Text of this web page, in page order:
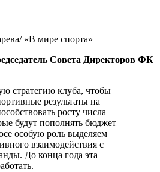
«В мире спорта»
Совета Директоров ФК
стратегию клуба, чтобы
результаты на
росту числа
будут пополнять бюджет
особую роль выделяем
взаимодействия с
До конца года эта